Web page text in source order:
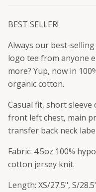
BEST SELLER!
Always our best-
logo tee from anyone
more? Yup, now in
organic cotton.
Casual fit, short
front left chest, main
transfer back neck
Fabric: 4.5oz 100%
cotton jersey knit.
Length: XS/27.5", S/